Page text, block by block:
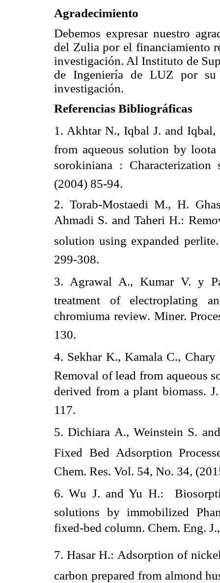
Agradecimiento
Debemos expresar nuestro
del Zulia por el financiamiento
investigación. Al Instituto de
de Ingeniería de LUZ por
investigación.
Referencias Bibliográficas
1. Akhtar N., Iqbal J. and
from aqueous solution by
sorokiniana :
(2004) 85-94.
2. Torab-Mostaedi M., H.
Ahmadi S. and Taheri H.:
solution using expanded
299-308.
3. Agrawal A., Kumar V. y
treatment of electroplating
chromiuma review. Miner.
130.
4. Sekhar K., Kamala C., Chary
Removal of lead from aqueous
derived from a plant biomass.
117.
5. Dichiara A., Weinstein S.
Fixed Bed Adsorption
Chem. Res. Vol. 54, No. 34,
6. Wu J. and Yu H.: 
solutions by immobilized
fixed-bed column. Chem. Eng.
7. Hasar H.: Adsorption of
carbon prepared from almond